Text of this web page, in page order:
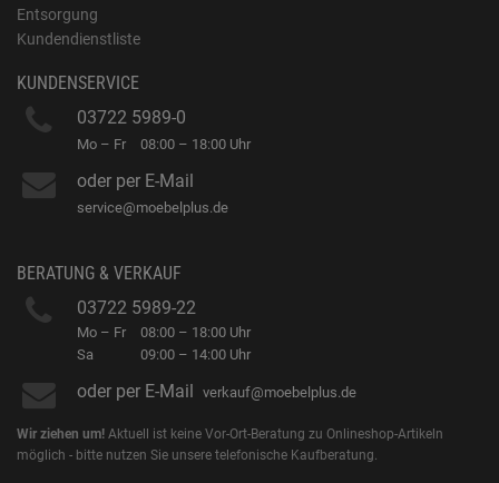
Entsorgung
Kundendienstliste
KUNDENSERVICE
03722 5989-0
Mo – Fr 08:00 – 18:00 Uhr
oder per E-Mail
service@moebelplus.de
BERATUNG & VERKAUF
03722 5989-22
Mo – Fr
Sa
08:00 – 18:00 Uhr
09:00 – 14:00 Uhr
oder per E-Mail verkauf@moebelplus.de
Wir ziehen um! Aktuell ist keine Vor-Ort-Beratung zu Onlineshop-Artikeln
möglich - bitte nutzen Sie unsere telefonische Kaufberatung.